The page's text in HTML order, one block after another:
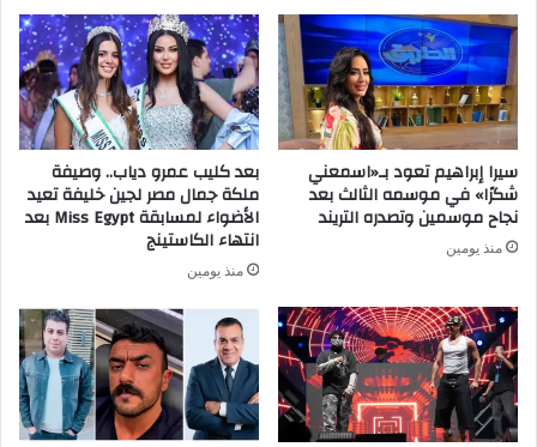
سيرا إبراهيم تعود بـ«اسمعني
شكرًا» في موسمه الثالث بعد
نجاح موسمين وتصدره التريند
منذ يومين
بعد كليب عمرو دياب.. وصيفة
ملكة جمال مصر لجين خليفة تعيد
الأضواء لمسابقة Miss Egypt بعد
انتهاء الكاستينج
منذ يومين